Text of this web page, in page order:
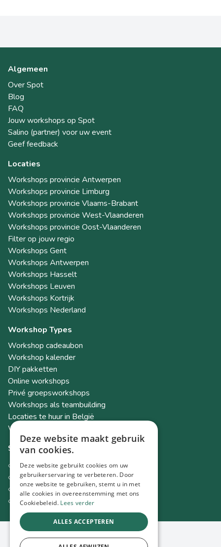
Algemeen
Over Spot
Blog
FAQ
Jouw workshops op Spot
Salino (partner) voor uw event
Geef feedback
Locaties
Workshops provincie Antwerpen
Workshops provincie Limburg
Workshops provincie Vlaams-Brabant
Workshops provincie West-Vlaanderen
Workshops provincie Oost-Vlaanderen
Filter op jouw regio
Workshops Gent
Workshops Antwerpen
Workshops Hasselt
Workshops Leuven
Workshops Kortrijk
Workshops Nederland
Workshop Types
Workshop cadeaubon
Workshop kalender
DIY pakketten
Online workshops
Privé groepsworkshops
Workshops als teambuilding
Locaties te huur in België
Workshop Academy
Socials
Instagram
Facebook
TikTok
LinkedIn
© 2026 Spot Workshops
Deze website maakt gebruik
van cookies.
Deze website gebruikt cookies om uw
gebruikerservaring te verbeteren. Door
onze website te gebruiken, stemt u in met
alle cookies in overeenstemming met ons
Cookiebeleid. Lees verder
ALLES ACCEPTEREN